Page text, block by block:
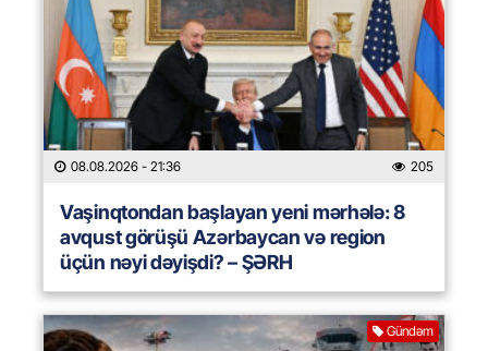
08.08.2026 - 21:36 205
Vaşinqtondan başlayan yeni mərhələ: 8
avqust görüşü Azərbaycan və region
üçün nəyi dəyişdi? – ŞƏRH
Gündəm